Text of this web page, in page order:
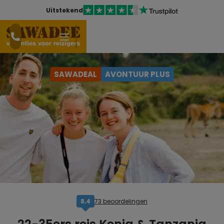
Uitstekend
SAWADEAL AVONTUUR PLUS
8,4 73 beoordelingen